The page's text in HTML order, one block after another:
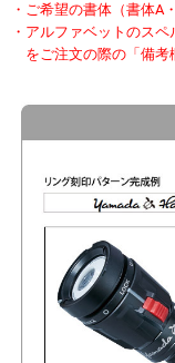
・ご希望の書体（書体A
・アルファベットのスペ
をご注文の際の「備考